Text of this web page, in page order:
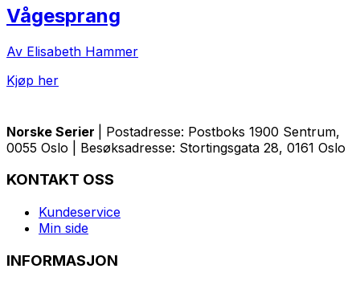
Vågesprang
Av Elisabeth Hammer
Kjøp her
Norske Serier
| Postadresse: Postboks 1900 Sentrum,
0055 Oslo | Besøksadresse: Stortingsgata 28, 0161 Oslo
KONTAKT OSS
Kundeservice
Min side
INFORMASJON